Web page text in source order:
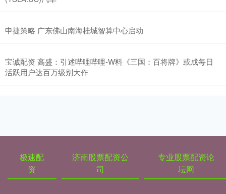
申捷策略 广东佛山南海桂城智算中心启动
宝诚配资 高盛：引述哔哩哔哩-W料《三国：百将牌》或成每日
活跃用户达百万级别大作
极速配
资
济南股票配资公
司
专业股票配资论
坛网